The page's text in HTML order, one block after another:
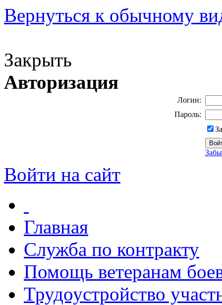
Вернуться к обычному
Закрыть
Авторизация
Логин:
Пароль:
Войти на сайт
Главная
Служба по контракту
Помощь ветеранам
Трудоустройство